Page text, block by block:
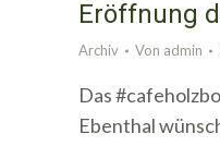
Eröffnung
Archiv Von admin
Das
Ebenthal